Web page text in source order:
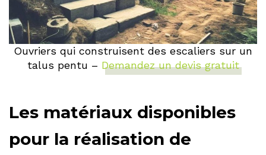
Ouvriers qui construisent des escaliers sur un
talus pentu – Demandez un devis gratuit
Les matériaux disponibles
pour la réalisation de